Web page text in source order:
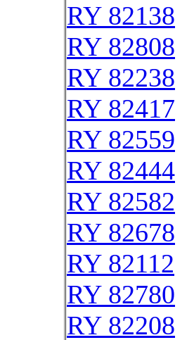
RY 82138
RY 82808
RY 82238
RY 82417
RY 82559
RY 82444
RY 82582
RY 82678
RY 82112
RY 82780
RY 82208